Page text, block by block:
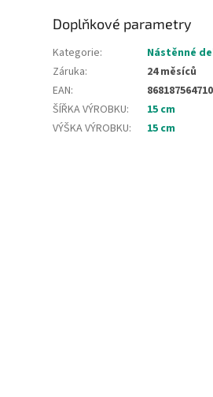
Doplňkové parametry
Kategorie:
Nástěnné
Záruka:
24 měsíců
EAN:
ŠÍŘKA VÝROBKU:
15 cm
VÝŠKA VÝROBKU: 15 cm